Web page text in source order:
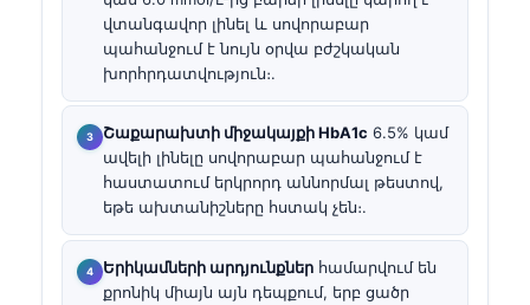
վտանգավոր լինել և սովորաբար
պահանջում է նույն օրվա բժշկական
խորհրդատվություն։.
Շաքարախտի միջակայքի HbA1c 6.5% կամ
ավելի լինելը սովորաբար պահանջում է
հաստատում երկրորդ աննորմալ թեստով,
եթե ախտանիշները հստակ չեն։.
Երիկամների արդյունքներ համարվում են
քրոնիկ միայն այն դեպքում, երբ ցածր